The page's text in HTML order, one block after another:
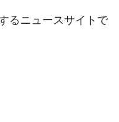
るニュースサイトで